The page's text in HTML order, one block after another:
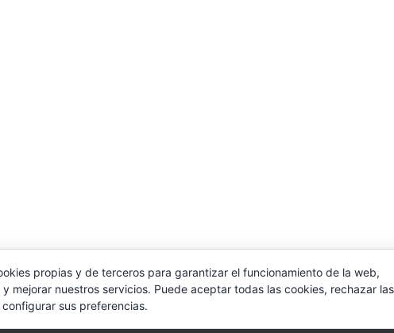
propias y de terceros para garantizar el funcionamiento de la web,
y mejorar nuestros servicios. Puede aceptar todas las cookies, rechazar
configurar sus preferencias.